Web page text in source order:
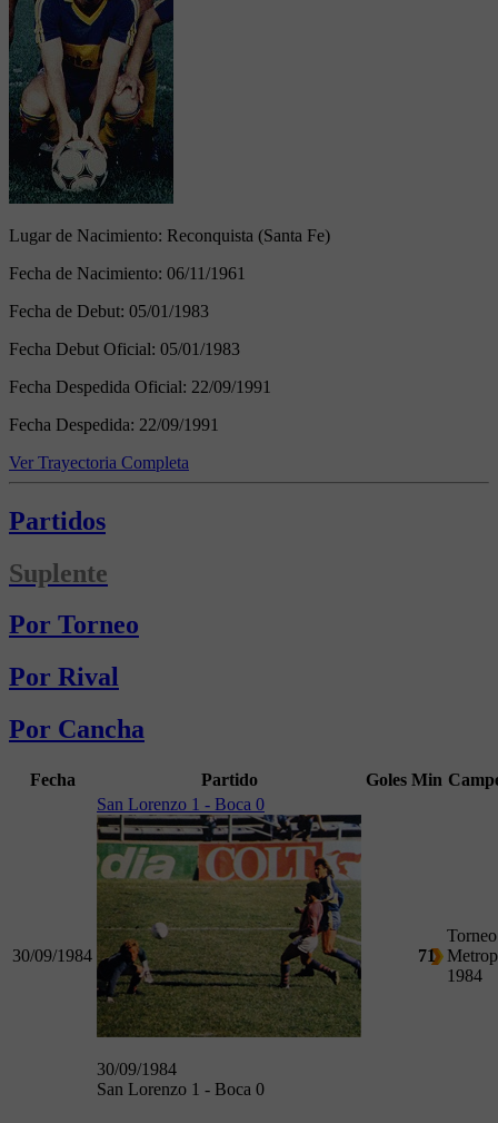
Lugar de Nacimiento: Reconquista (Santa Fe)
Fecha de Nacimiento: 06/11/1961
Fecha de Debut: 05/01/1983
Fecha Debut Oficial: 05/01/1983
Fecha Despedida Oficial: 22/09/1991
Fecha Despedida: 22/09/1991
Ver Trayectoria Completa
Partidos
Suplente
Por Torneo
Por Rival
Por Cancha
Fecha Partido Goles Min
30/09/1984
San Lorenzo 1 - Boca 0
30/09/1984
San Lorenzo 1 - Boca 0
71
Torneo
1984